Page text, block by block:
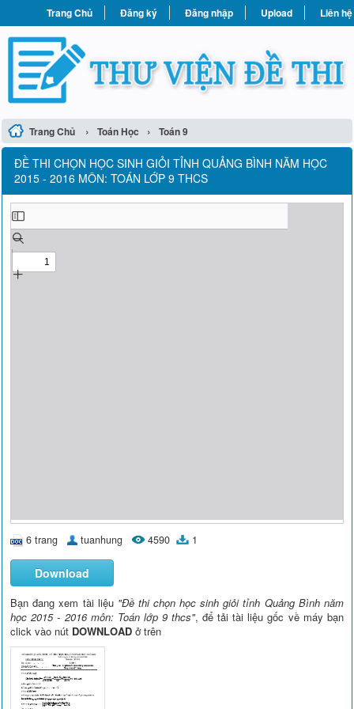
Trang Chủ Đăng ký Đăng nhập Upload Liên hệ
Trang Chủ › Toán Học › Toán 9
ĐỀ THI CHỌN HỌC SINH GIỎI TỈNH QUẢNG BÌNH NĂM HỌC
2015 - 2016 MÔN: TOÁN LỚP 9 THCS
6 trang tuanhung 4590 1
Download
Bạn đang xem tài liệu "Đề thi chọn học sinh giỏi tỉnh Quảng Bình năm
học 2015 - 2016 môn: Toán lớp 9 thcs", để tải tài liệu gốc về máy bạn
click vào nút DOWNLOAD ở trên